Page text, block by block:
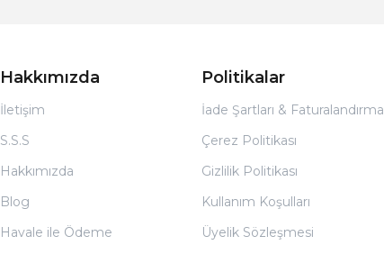
Hakkımızda
İletişim
S.S.S
Hakkımızda
Blog
Havale ile Ödeme
Politikalar
İade Şartları & Faturalandırma
Çerez Politikası
Gizlilik Politikası
Kullanım Koşulları
Üyelik Sözleşmesi